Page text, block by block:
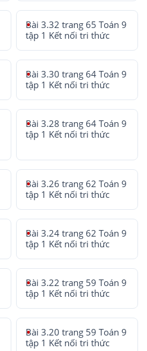
Bài 3.32 trang 65 Toán 9
tập 1 Kết nối tri thức
Bài 3.30 trang 64 Toán 9
tập 1 Kết nối tri thức
Bài 3.28 trang 64 Toán 9
tập 1 Kết nối tri thức
Bài 3.26 trang 62 Toán 9
tập 1 Kết nối tri thức
Bài 3.24 trang 62 Toán 9
tập 1 Kết nối tri thức
Bài 3.22 trang 59 Toán 9
tập 1 Kết nối tri thức
Bài 3.20 trang 59 Toán 9
tập 1 Kết nối tri thức